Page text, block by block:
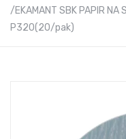
EKAMANT SBK PAPIR
P320(20/pak)